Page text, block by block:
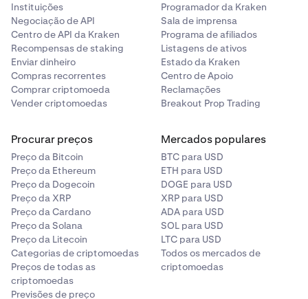
Instituições
Negociação de API
Centro de API da Kraken
Recompensas de staking
Enviar dinheiro
Compras recorrentes
Comprar criptomoeda
Vender criptomoedas
Programador da Kraken
Sala de imprensa
Programa de afiliados
Listagens de ativos
Estado da Kraken
Centro de Apoio
Reclamações
Breakout Prop Trading
Procurar preços
Preço da Bitcoin
Preço da Ethereum
Preço da Dogecoin
Preço da XRP
Preço da Cardano
Preço da Solana
Preço da Litecoin
Categorias de criptomoedas
Preços de todas as
criptomoedas
Previsões de preço
Mercados populares
BTC para USD
ETH para USD
DOGE para USD
XRP para USD
ADA para USD
SOL para USD
LTC para USD
Todos os mercados de
criptomoedas